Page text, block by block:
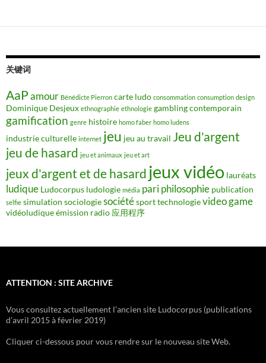
关键词
AaPamour Bénédicte Pierron carte ludo consommation consumption design
Dominique Desjeux ethnographie ethnologie gambling contemporain
gamification genre histoire homo faber homo ludens
industrie culturelle internet jeu jeu au travail Jeu d'argent
jeu de hasard jeu et animaux jeu et art
jeux d'argent et de hasard jeux vidéo lauréats
ludique Ludocorpus ludologie média pariphilosophie publication
selfie simulation sociologiesociétésporttechnologievideo game
vidéoludiqueémission radio 应用程序
ATTENTION : SITE ARCHIVE
Vous consultez actuellement l’ancien site Ludocorpus (publications
d’avril 2015 à février 2019)
Cliquer ci-dessous pour vous rendre sur le nouveau site Web.